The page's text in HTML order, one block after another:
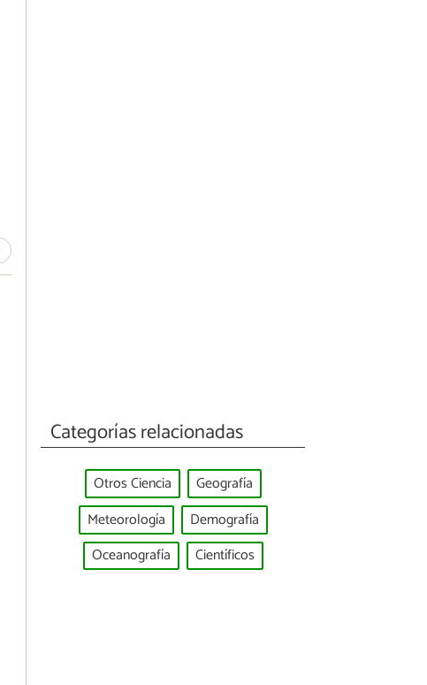
Categorías relacionadas
Otros Ciencia
Geografía
Meteorología
Demografía
Oceanografía
Científicos